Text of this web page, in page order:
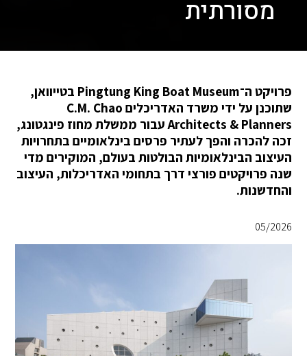
מסורתית
פרויקט ה־Pingtung King Boat Museum בטייוואן,
שתוכנן על ידי משרד האדריכלים C.M. Chao
Architects & Planners עבור ממשלת מחוז פינגטונג,
זכה להכרה והפך לעתיר פרסים בינלאומיים בתחרויות
העיצוב הבינלאומיות הבולטות בעולם, המוקירים מדי
שנה פרויקטים פורצי דרך בתחומי האדריכלות, העיצוב
והחדשנות.
05/2026